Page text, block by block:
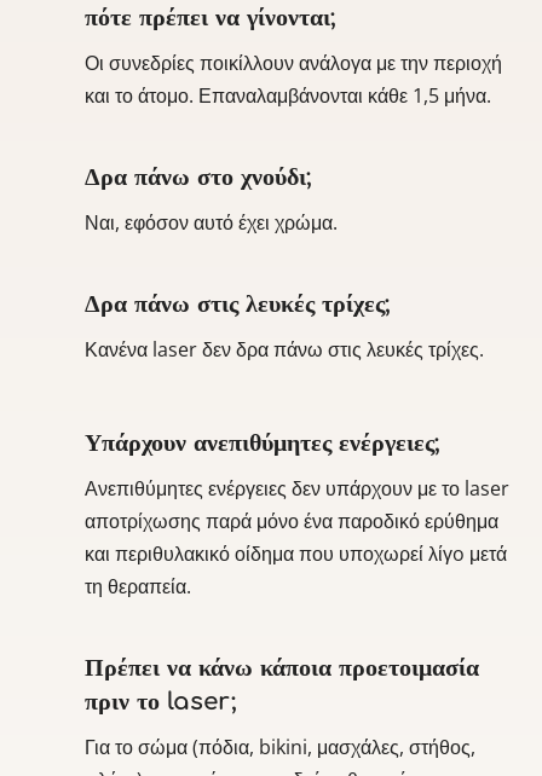
πότε πρέπει να γίνονται;
Οι συνεδρίες ποικίλλουν ανάλογα με την περιοχή
και το άτομο. Επαναλαμβάνονται κάθε 1,5 μήνα.
Δρα πάνω στο χνούδι;
Ναι, εφόσον αυτό έχει χρώμα.
Δρα πάνω στις λευκές τρίχες;
Κανένα laser δεν δρα πάνω στις λευκές τρίχες.
Υπάρχουν ανεπιθύμητες ενέργειες;
Ανεπιθύμητες ενέργειες δεν υπάρχουν με το laser
αποτρίχωσης παρά μόνο ένα παροδικό ερύθημα
και περιθυλακικό οίδημα που υποχωρεί λίγo μετά
τη θεραπεία.
Πρέπει να κάνω κάποια προετοιμασία
πριν το laser;
Για το σώμα (πόδια, bikini, μασχάλες, στήθος,